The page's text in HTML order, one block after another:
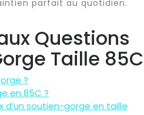
parfait au quotidien.
Questions
Taille 85C
?
en 85C ?
d’un soutien-gorge en taille